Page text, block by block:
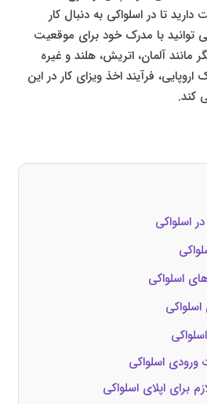
9 ماه فرصت دارید تا در اسلواکی به دنبال کار
توانید با مدرک خود برای موقعیت
آلمان، اتریش، هلند و غیره
فرآیند اخذ ویزای کار در این
کند.
اسلواکی
اسلواکی
ورودی اسلواکی
برای اپلای اسلواکی